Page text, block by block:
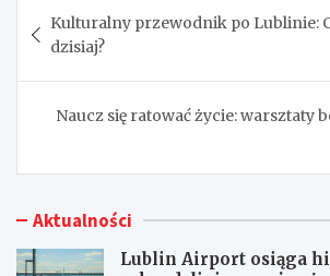
wpisu
Kulturalny przewodnik po Lublinie:
dzisiaj?
Naucz się ratować życie: warsztaty
Aktualności
Lublin Airport osiąga